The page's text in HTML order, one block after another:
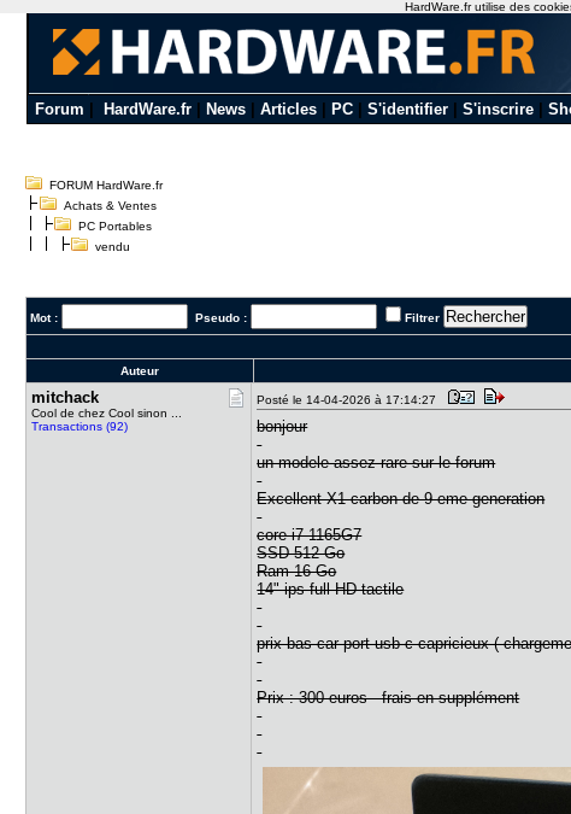
Forum HardWare.fr| News| Articles| PC| S'identifier| S'inscrire|
FORUM HardWare.fr
Achats & Ventes
PC Portables
vendu
Mot : Pseudo : Filtrer
Auteur
mitchack
Cool de chez Cool sinon ...
Transactions (92)
Posté le 14-04-2026 à 17:14:27
bonjour
un modele assez rare sur le forum
Excellent X1 carbon de 9 eme generation
core i7-1165G7
SSD 512 Go
Ram 16 Go
14" ips full HD tactile
prix bas car port usb-c capricieux (
Prix : 300 euros frais en supplément
HardWare.fr utilise des